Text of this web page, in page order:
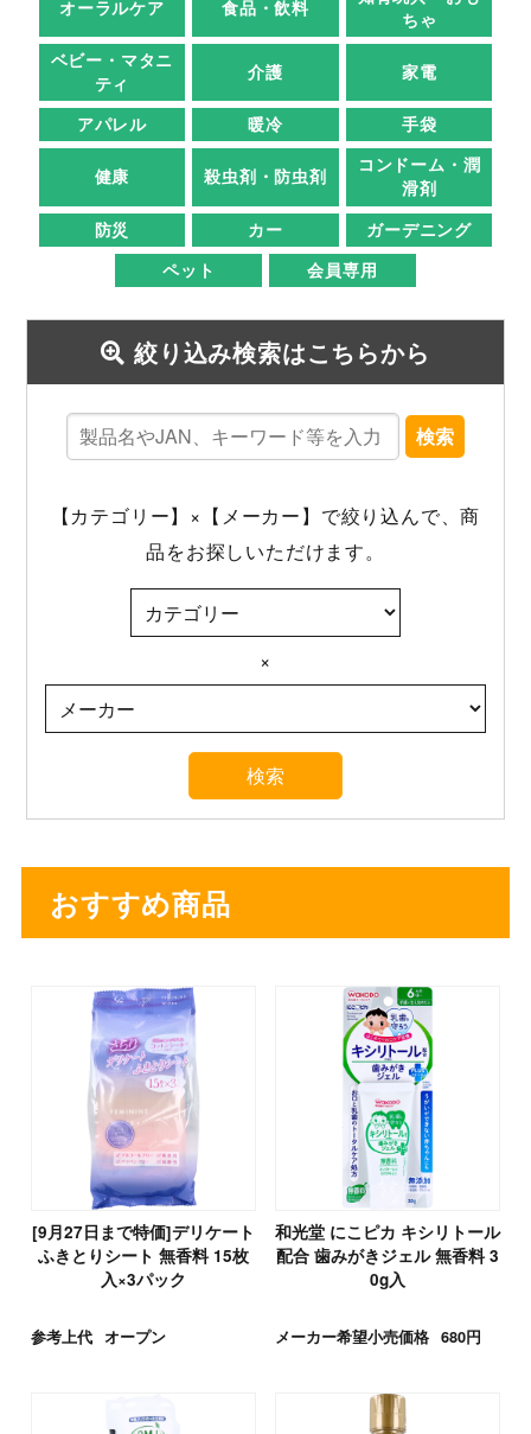
オーラルケア 食品・飲料
ちゃ
ベビー・マタニ
ティ
介護 家電
アパレル 暖冷 手袋
健康 殺虫剤・防虫剤
コンドーム・潤
滑剤
防災
カー
ガーデニング
ペット
会員専用
絞り込み検索はこちらから
検索
【カテゴリー】×【メーカー】で絞り込んで、商
品をお探しいただけます。
×
おすすめ商品
[9月27日まで特価]デリケート
ふきとりシート 無香料 15枚
入×3パック
参考上代 オープン
和光堂 にこピカ キシリトール
配合 歯みがきジェル 無香料 3
0g入
メーカー希望小売価格 680円